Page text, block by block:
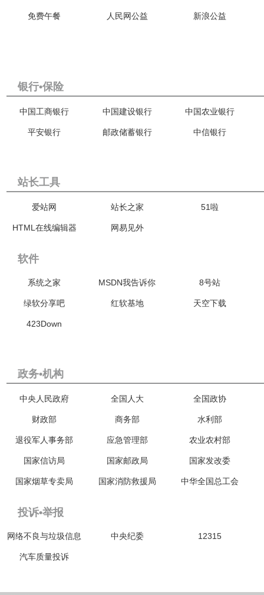
免费午餐 人民网公益 新浪公益
银行•保险
中国工商银行 中国建设银行 中国农业银行
平安银行 邮政储蓄银行 中信银行
站长工具
爱站网 站长之家 51啦
HTML在线编辑器 网易见外
软件
系统之家 MSDN我告诉你 8号站
绿软分享吧 红软基地 天空下载
423Down
政务•机构
中央人民政府 全国人大 全国政协
财政部 商务部 水利部
退役军人事务部 应急管理部 农业农村部
国家信访局 国家邮政局 国家发改委
国家烟草专卖局 国家消防救援局 中华全国总工会
投诉•举报
网络不良与垃圾信息 中央纪委 12315
汽车质量投诉